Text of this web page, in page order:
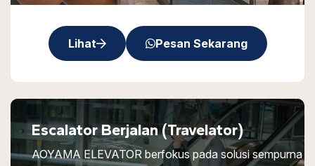
Lihat Pesan Sekarang
Escalator Berjalan (Travelator)
AOYAMA ELEVATOR berfokus pada solusi sempurna